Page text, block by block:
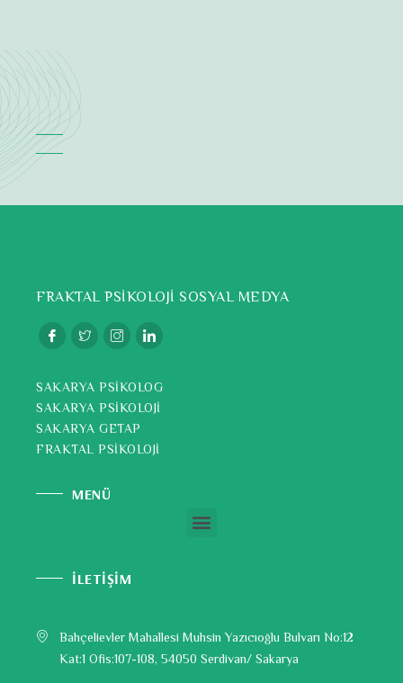
FRAKTAL PSİKOLOJİ SOSYAL MEDYA
SAKARYA PSİKOLOG
SAKARYA PSİKOLOJİ
SAKARYA GETAP
FRAKTAL PSİKOLOJİ
MENÜ
İLETİŞİM
Bahçelievler Mahallesi Muhsin Yazıcıoğlu Bulvarı No:12
Kat:1 Ofis:107-108, 54050 Serdivan/ Sakarya